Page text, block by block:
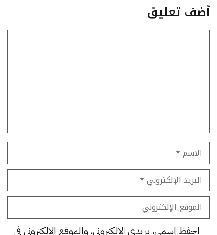
أضف تعليق
الاسم
البريد
الإلكتروني
الموقع
الإلكتروني
احفظ اسمي، بريدي الإلكتروني، والموقع الإلكتروني في